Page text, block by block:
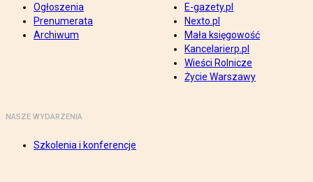
Ogłoszenia
Prenumerata
Archiwum
E-gazety.pl
Nexto.pl
Mała księgowość
Kancelarierp.pl
Wieści Rolnicze
Życie Warszawy
NASZE WYDARZENIA
Szkolenia i konferencje